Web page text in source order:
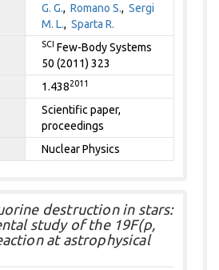
G. G.,Romano S.,Sergi
M. L.,Sparta R.
SCI Few-Body Systems
50 (2011) 323
1.4382011
Scientific paper,
proceedings
Nuclear Physics
destruction in stars:
study of the 19F(p,
at astrophysical